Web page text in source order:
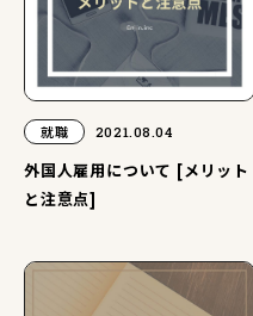
就職 2021.08.04
外国人雇用について [メリット
と注意点]